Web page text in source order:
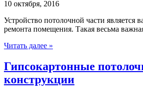
10 октября, 2016
Устройство потолочной части является
ремонта помещения. Такая весьма
Читать далее »
Гипсокартонные
конструкции